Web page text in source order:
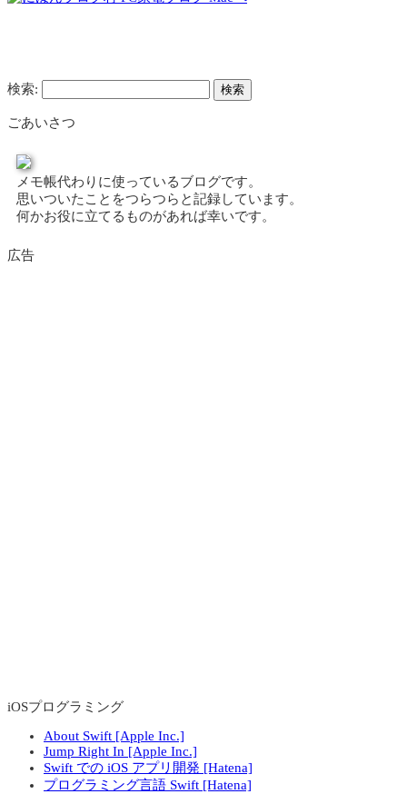
検索:
ごあいさつ
メモ帳代わりに使っているブログです。
思いついたことをつらつらと記録しています。
何かお役に立てるものがあれば幸いです。
広告
iOSプログラミング
About Swift [Apple Inc.]
Jump Right In [Apple Inc.]
Swift での iOS アプリ開発 [Hatena]
プログラミング言語 Swift [Hatena]